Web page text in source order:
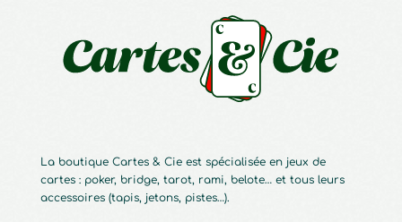
La boutique Cartes & Cie est spécialisée en jeux de
cartes : poker, bridge, tarot, rami, belote… et tous leurs
accessoires (tapis, jetons, pistes…).